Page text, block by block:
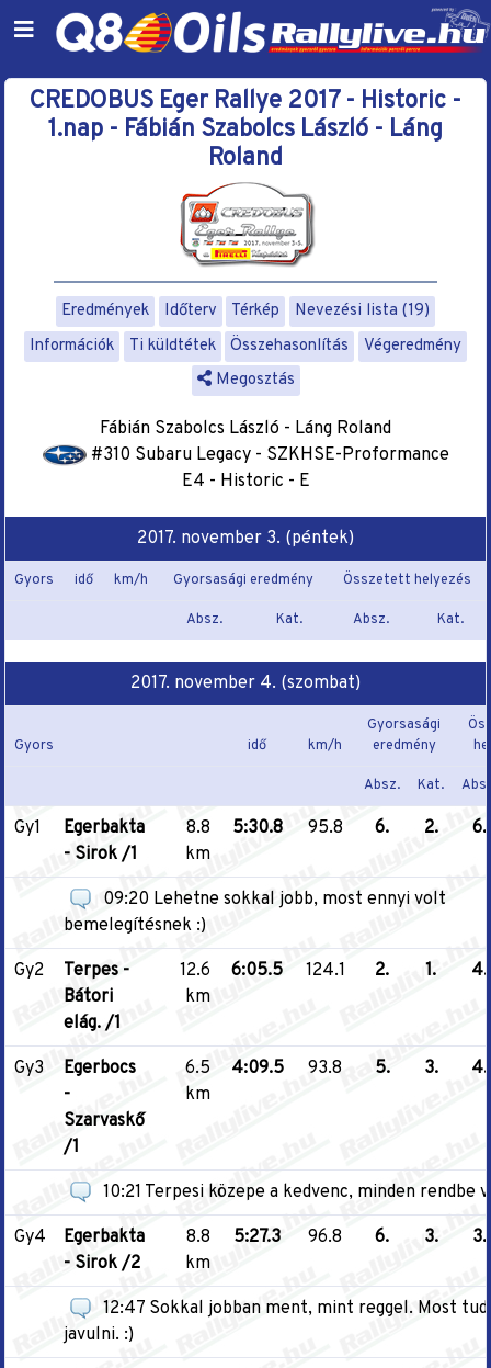
CREDOBUS Eger Rallye 2017 - Historic -
1.nap - Fábián Szabolcs László - Láng
Roland
Eredmények Időterv Térkép
Nevezési lista (19)
Információk
Ti küldtétek Összehasonlítás
Végeredmény
Megosztás
Fábián Szabolcs László - Láng Roland
#310 Subaru Legacy - SZKHSE-Proformance
E4 - Historic - E
2017. november 3. (péntek)
Gyors idő km/h Gyorsasági eredmény Összetett helyezés
Absz. Kat. Absz. Kat.
2017. november 4. (szombat)
Gyors idő km/h
Gyorsasági
eredmény
Absz. Kat.
Gy1
Egerbakta
- Sirok /1
8.8
km
5:30.8 95.8 6. 2. 6.
09:20 Lehetne sokkal jobb, most ennyi volt
bemelegítésnek :)
Gy2
Terpes -
Bátori
elág. /1
12.6
km
6:05.5 124.1 2. 1. 4.
Gy3
Egerbocs
-
Szarvaskő
/1
6.5
km
4:09.5 93.8 5. 3. 4.
10:21 Terpesi közepe a kedvenc, minden rendbe
Gy4
Egerbakta
- Sirok /2
8.8
km
5:27.3 96.8 6. 3. 3.
12:47 Sokkal jobban ment, mint reggel. Most
javulni. :)